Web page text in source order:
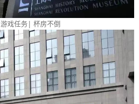
游戏任务| 杯房不倒